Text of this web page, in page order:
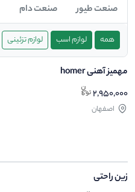
صنعت طیور صنعت دام
همه لوازم اسب لوازم تزئینی
مهمیز آهنی homer
2,950,000
اصفهان
زین راحتی